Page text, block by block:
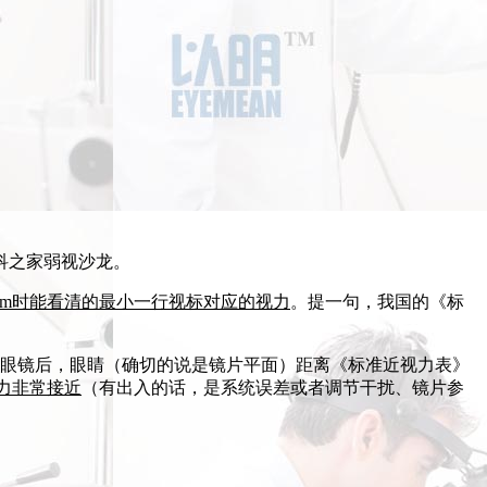
家弱视沙龙。
时能看清的最小一行视标对应的视力 。提一句，我国的《标
后，眼睛（确切的说是镜片平面）距离《标准近视力表》
非常接近 （有出入的话，是系统误差或者调节干扰、镜片参